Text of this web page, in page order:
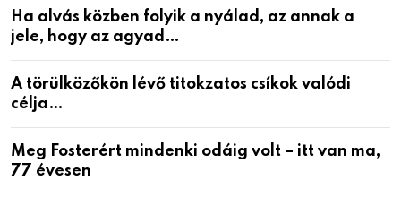
Ha alvás közben folyik a nyálad, az annak a
jele, hogy az agyad…
A törülközőkön lévő titokzatos csíkok valódi
célja…
Meg Fosterért mindenki odáig volt – itt van ma,
77 évesen